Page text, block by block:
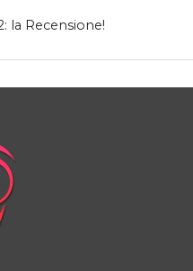
la Recensione!